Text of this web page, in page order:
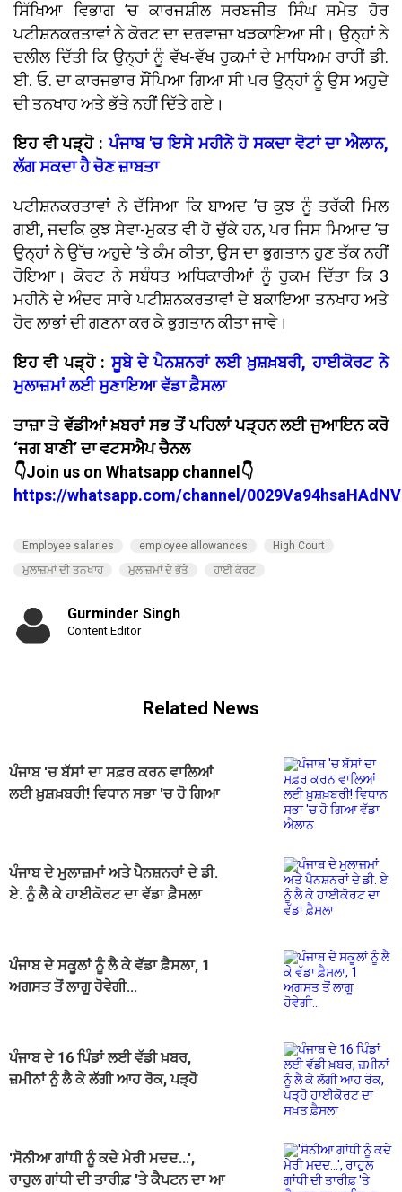
ਸਿੱਖਿਆ ਵਿਭਾਗ ’ਚ ਕਾਰਜਸ਼ੀਲ ਸਰਬਜੀਤ ਸਿੰਘ ਸਮੇਤ ਹੋਰ
ਪਟੀਸ਼ਨਕਰਤਾਵਾਂ ਨੇ ਕੋਰਟ ਦਾ ਦਰਵਾਜ਼ਾ ਖੜਕਾਇਆ ਸੀ। ਉਨ੍ਹਾਂ ਨੇ
ਦਲੀਲ ਦਿੱਤੀ ਕਿ ਉਨ੍ਹਾਂ ਨੂੰ ਵੱਖ-ਵੱਖ ਹੁਕਮਾਂ ਦੇ ਮਾਧਿਅਮ ਰਾਹੀਂ ਡੀ.
ਈ. ਓ. ਦਾ ਕਾਰਜਭਾਰ ਸੌਂਪਿਆ ਗਿਆ ਸੀ ਪਰ ਉਨ੍ਹਾਂ ਨੂੰ ਉਸ ਅਹੁਦੇ
ਦੀ ਤਨਖਾਹ ਅਤੇ ਭੱਤੇ ਨਹੀਂ ਦਿੱਤੇ ਗਏ।
ਇਹ ਵੀ ਪੜ੍ਹੋ :ਪੰਜਾਬ 'ਚ ਇਸੇ ਮਹੀਨੇ ਹੋ ਸਕਦਾ ਵੋਟਾਂ ਦਾ ਐਲਾਨ,
ਲੱਗ ਸਕਦਾ ਹੈ ਚੋਣ ਜ਼ਾਬਤਾ
ਪਟੀਸ਼ਨਕਰਤਾਵਾਂ ਨੇ ਦੱਸਿਆ ਕਿ ਬਾਅਦ ’ਚ ਕੁਝ ਨੂੰ ਤਰੱਕੀ ਮਿਲ
ਗਈ, ਜਦਕਿ ਕੁਝ ਸੇਵਾ-ਮੁਕਤ ਵੀ ਹੋ ਚੁੱਕੇ ਹਨ, ਪਰ ਜਿਸ ਮਿਆਦ ’ਚ
ਉਨ੍ਹਾਂ ਨੇ ਉੱਚ ਅਹੁਦੇ ’ਤੇ ਕੰਮ ਕੀਤਾ, ਉਸ ਦਾ ਭੁਗਤਾਨ ਹੁਣ ਤੱਕ ਨਹੀਂ
ਹੋਇਆ। ਕੋਰਟ ਨੇ ਸਬੰਧਤ ਅਧਿਕਾਰੀਆਂ ਨੂੰ ਹੁਕਮ ਦਿੱਤਾ ਕਿ 3
ਮਹੀਨੇ ਦੇ ਅੰਦਰ ਸਾਰੇ ਪਟੀਸ਼ਨਕਰਤਾਵਾਂ ਦੇ ਬਕਾਇਆ ਤਨਖਾਹ ਅਤੇ
ਹੋਰ ਲਾਭਾਂ ਦੀ ਗਣਨਾ ਕਰ ਕੇ ਭੁਗਤਾਨ ਕੀਤਾ ਜਾਵੇ।
ਇਹ ਵੀ ਪੜ੍ਹੋ :ਸੂਬੇ ਦੇ ਪੈਨਸ਼ਨਰਾਂ ਲਈ ਖ਼ੁਸ਼ਖ਼ਬਰੀ, ਹਾਈਕੋਰਟ ਨੇ
ਮੁਲਾਜ਼ਮਾਂ ਲਈ ਸੁਣਾਇਆ ਵੱਡਾ ਫ਼ੈਸਲਾ
ਤਾਜ਼ਾ ਤੇ ਵੱਡੀਆਂ ਖ਼ਬਰਾਂ ਸਭ ਤੋਂ ਪਹਿਲਾਂ ਪੜ੍ਹਨ ਲਈ ਜੁਆਇਨ ਕਰੋ
‘ਜਗ ਬਾਣੀ’ ਦਾ ਵਟਸਐਪ ਚੈਨਲ
👇Join us on Whatsapp channel👇
https://whatsapp.com/channel/
Employee salaries employee allowances
High Court
ਮੁਲਾਜ਼ਮਾਂ ਦੀ ਤਨਖਾਹ
ਮੁਲਾਜ਼ਮਾਂ ਦੇ ਭੱਤੇ ਹਾਈ ਕੋਰਟ
Gurminder Singh
Content Editor
Related News
ਪੰਜਾਬ 'ਚ ਬੱਸਾਂ ਦਾ ਸਫ਼ਰ ਕਰਨ ਵਾਲਿਆਂ
ਲਈ ਖ਼ੁਸ਼ਖ਼ਬਰੀ! ਵਿਧਾਨ ਸਭਾ 'ਚ ਹੋ ਗਿਆ
ਪੰਜਾਬ ਦੇ ਮੁਲਾਜ਼ਮਾਂ ਅਤੇ ਪੈਨਸ਼ਨਰਾਂ ਦੇ ਡੀ.
ਏ. ਨੂੰ ਲੈ ਕੇ ਹਾਈਕੋਰਟ ਦਾ ਵੱਡਾ ਫ਼ੈਸਲਾ
ਪੰਜਾਬ ਦੇ ਸਕੂਲਾਂ ਨੂੰ ਲੈ ਕੇ ਵੱਡਾ ਫ਼ੈਸਲਾ, 1
ਅਗਸਤ ਤੋਂ ਲਾਗੂ ਹੋਵੇਗੀ...
ਪੰਜਾਬ ਦੇ 16 ਪਿੰਡਾਂ ਲਈ ਵੱਡੀ ਖ਼ਬਰ,
ਜ਼ਮੀਨਾਂ ਨੂੰ ਲੈ ਕੇ ਲੱਗੀ ਆਹ ਰੋਕ, ਪੜ੍ਹੋ
'ਸੋਨੀਆ ਗਾਂਧੀ ਨੂੰ ਕਦੇ ਮੇਰੀ ਮਦਦ...',
ਰਾਹੁਲ ਗਾਂਧੀ ਦੀ ਤਾਰੀਫ਼ 'ਤੇ ਕੈਪਟਨ ਦਾ ਆ